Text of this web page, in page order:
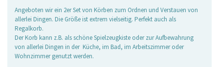
Angeboten wir ein 2er Set von Körben zum Ordnen und Verstauen von
allerlei Dingen. Die Größe ist extrem vielseitig. Perfekt auch als
Regalkorb.
Der Korb kann z.B. als schöne Spielzeugkiste oder zur Aufbewahrung
von allerlei Dingen in der Küche, im Bad, im Arbeitszimmer oder
Wohnzimmer genutzt werden.